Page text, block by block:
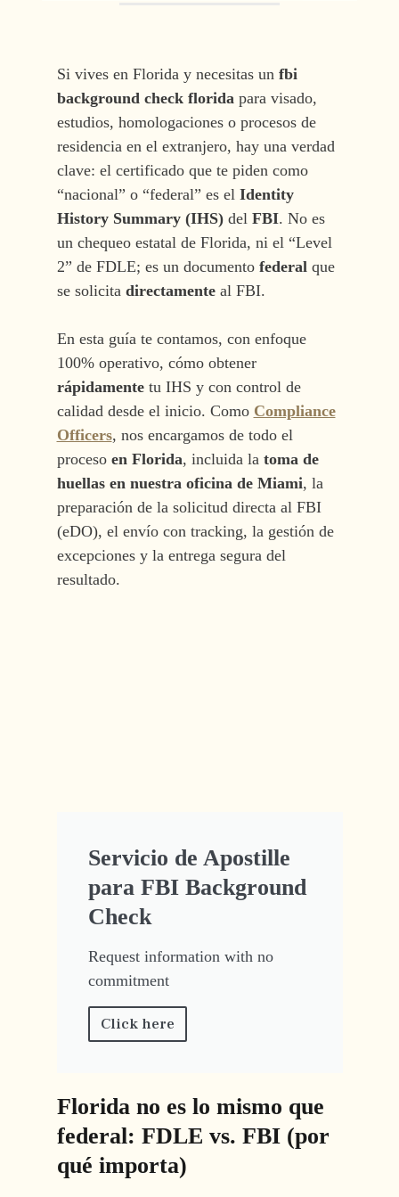
Si vives en Florida y necesitas un fbi
background check florida para visado,
estudios, homologaciones o procesos de
residencia en el extranjero, hay una verdad
clave: el certificado que te piden como
“nacional” o “federal” es el Identity
History Summary (IHS)del FBI. No es
un chequeo estatal de Florida, ni el “Level
2” de FDLE; es un documento federal que
se solicita directamenteal FBI.
En esta guía te contamos, con enfoque
100% operativo, cómo obtener
rápidamentetu IHS y con control de
calidad desde el inicio. Como Compliance
Officers, nos encargamos de todo el
proceso en Florida, incluida la toma de
huellas en nuestra oficina de Miami, la
preparación de la solicitud directa al FBI
(eDO), el envío con tracking, la gestión de
excepciones y la entrega segura del
resultado.
Servicio de Apostille
para FBI Background
Check
Request information with no
commitment
Click here
Florida no es lo mismo que
federal: FDLE vs. FBI (por
qué importa)